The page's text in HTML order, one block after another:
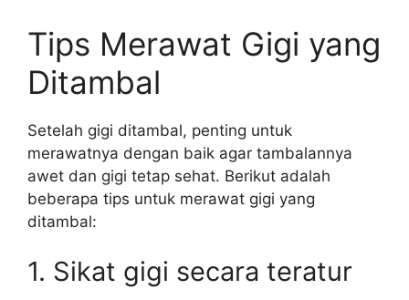
Tips Merawat Gigi yang
Ditambal
Setelah gigi ditambal, penting untuk
merawatnya dengan baik agar tambalannya
awet dan gigi tetap sehat. Berikut adalah
beberapa tips untuk merawat gigi yang
ditambal:
1. Sikat gigi secara teratur